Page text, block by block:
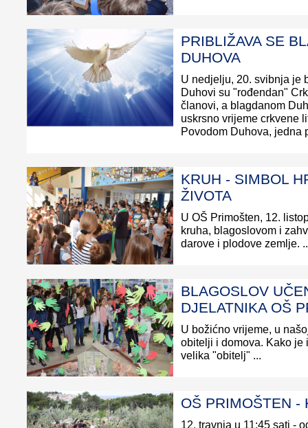
PRIBLIŽAVA SE
DUHOVA
U nedjelju, 20. svibnja je
Duhovi su "rođendan"
članovi, a blagdanom
uskrsno vrijeme crkvene
Povodom Duhova, jedna
KRUH - SIMBOL
ŽIVOTA
U OŠ Primošten, 12.
kruha, blagoslovom i
darove i plodove zemlje.
BLAGOSLOV
DJELATNIKA OŠ
U božićno vrijeme, u
obitelji i domova. Kako je
velika "obitelj" ...
OŠ PRIMOŠTEN -
12. travnja u 11:45 sati -